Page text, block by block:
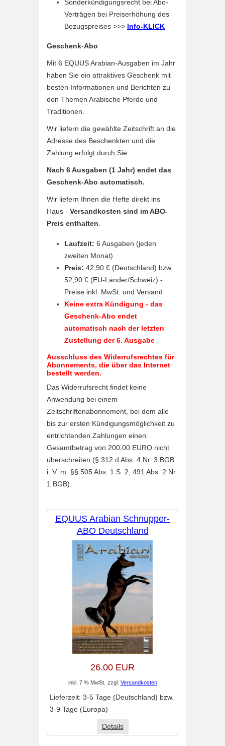
Sonderkündigungsrecht bei Abo-
Verträgen bei Preiserhöhung des
Bezugspreises >>> Info-KLICK
Geschenk-Abo
Mit 6 EQUUS Arabian-Ausgaben im Jahr
haben Sie ein attraktives Geschenk mit
besten Informationen und Berichten zu
den Themen Arabische Pferde und
Traditionen.
Wir liefern die gewählte Zeitschrift an die
Adresse des Beschenkten und die
Zahlung erfolgt durch Sie.
Nach 6 Ausgaben (1 Jahr) endet das
Geschenk-Abo automatisch.
Wir liefern Ihnen die Hefte direkt ins
Haus - Versandkosten sind im ABO-
Preis enthalten
Laufzeit: 6 Ausgaben (jeden
zweiten Monat)
Preis: 42,90 € (Deutschland) bzw.
52,90 € (EU-Länder/Schweiz) -
Preise inkl. MwSt. und Versand
Keine extra Kündigung - das
Geschenk-Abo endet
automatisch nach der letzten
Zustellung der 6. Ausgabe
Ausschluss des Widerrufsrechtes für
Abonnements, die über das Internet
bestellt werden.
Das Widerrufsrecht findet keine
Anwendung bei einem
Zeitschriftenabonnement, bei dem alle
bis zur ersten Kündigungsmöglichkeit zu
entrichtenden Zahlungen einen
Gesamtbetrag von 200,00 EURO nicht
überschreiten (§ 312 d Abs. 4 Nr. 3 BGB
i. V. m. §§ 505 Abs. 1 S. 2, 491 Abs. 2 Nr.
1 BGB).
EQUUS Arabian Schnupper-
ABO Deutschland
26.00 EUR
inkl. 7 % MwSt. zzgl. Versandkosten
Lieferzeit: 3-5 Tage (Deutschland) bzw.
3-9 Tage (Europa)
Details